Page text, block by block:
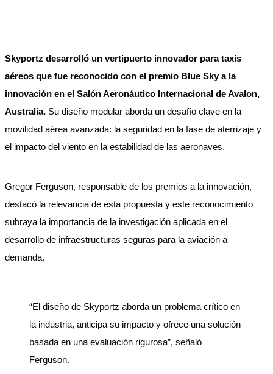
Skyportz desarrolló un vertipuerto innovador para taxis
aéreos que fue reconocido con el premio Blue Sky a la
innovación en el Salón Aeronáutico Internacional de Avalon,
Australia. Su diseño modular aborda un desafío clave en la
movilidad aérea avanzada: la seguridad en la fase de aterrizaje y
el impacto del viento en la estabilidad de las aeronaves.
Gregor Ferguson, responsable de los premios a la innovación,
destacó la relevancia de esta propuesta y este reconocimiento
subraya la importancia de la investigación aplicada en el
desarrollo de infraestructuras seguras para la aviación a
demanda.
“El diseño de Skyportz aborda un problema crítico en
la industria, anticipa su impacto y ofrece una solución
basada en una evaluación rigurosa”, señaló
Ferguson.